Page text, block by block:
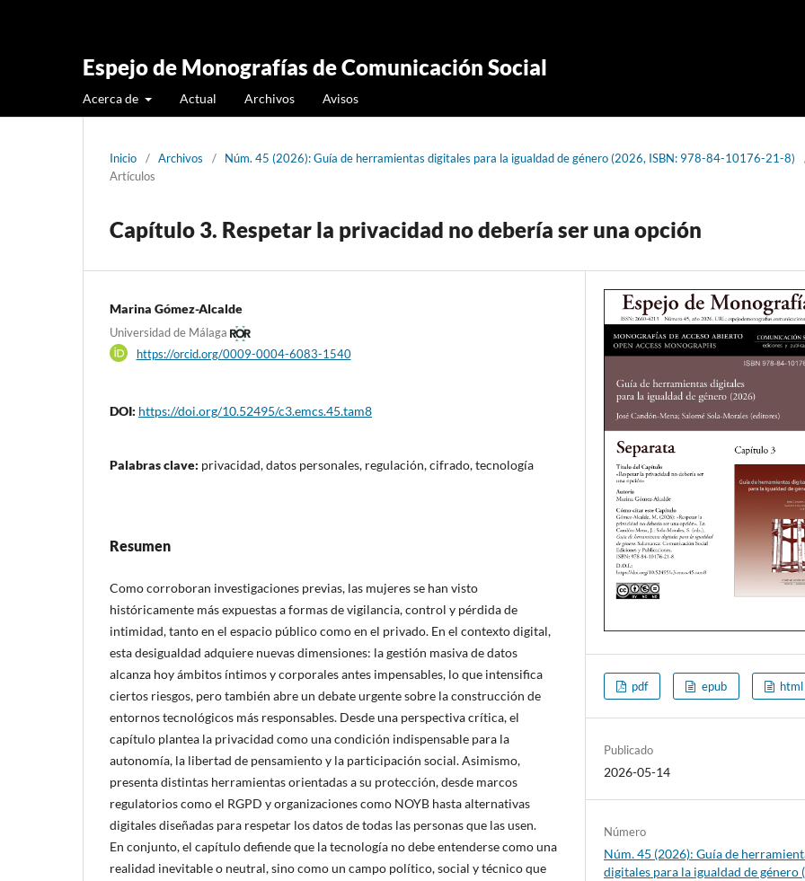
Espejo de Monografías de Comunicación Social
Acerca de Actual Archivos Avisos
Inicio / Archivos / Núm. 45 (2026): Guía de herramientas digitales para la igualdad de género (2026, ISBN: 978-84-10176-21-8)
Artículos
Capítulo 3. Respetar la privacidad no debería ser una opción
Marina Gómez-Alcalde
Universidad de Málaga
https://orcid.org/0009-0004-6083-1540
DOI: https://doi.org/10.52495/c3.emcs.45.tam8
Palabras clave: privacidad, datos personales, regulación, cifrado, tecnología
Resumen
Como corroboran investigaciones previas, las mujeres se han visto
históricamente más expuestas a formas de vigilancia, control y pérdida de
intimidad, tanto en el espacio público como en el privado. En el contexto digital,
esta desigualdad adquiere nuevas dimensiones: la gestión masiva de datos
alcanza hoy ámbitos íntimos y corporales antes impensables, lo que intensifica
ciertos riesgos, pero también abre un debate urgente sobre la construcción de
entornos tecnológicos más responsables. Desde una perspectiva crítica, el
capítulo plantea la privacidad como una condición indispensable para la
autonomía, la libertad de pensamiento y la participación social. Asimismo,
presenta distintas herramientas orientadas a su protección, desde marcos
regulatorios como el RGPD y organizaciones como NOYB hasta alternativas
digitales diseñadas para respetar los datos de todas las personas que las usen.
En conjunto, el capítulo defiende que la tecnología no debe entenderse como una
realidad inevitable o neutral, sino como un campo político, social y técnico que
pdf epub html
Publicado
2026-05-14
Número
Núm. 45 (2026): Guía de
digitales para la igualdad de género